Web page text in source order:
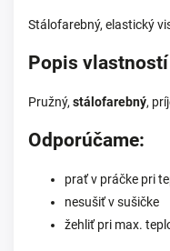
Stálofarebný, elastický
Popis
Pružný, stálofarebný,
Odporúčame:
prať v práčke pri
nesušiť v sušičke
žehliť pri max.